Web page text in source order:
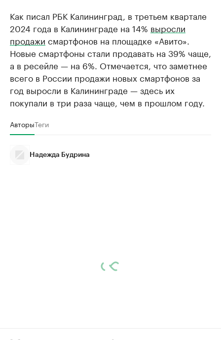
Как писал РБК Калининград, в третьем квартале
2024 года в Калининграде на 14% выросли
продажи смартфонов на площадке «Авито».
Новые смартфоны стали продавать на 39% чаще,
а в ресейле — на 6%. Отмечается, что заметнее
всего в России продажи новых смартфонов за
год выросли в Калининграде — здесь их
покупали в три раза чаще, чем в прошлом году.
АвторыТеги
Надежда Будрина